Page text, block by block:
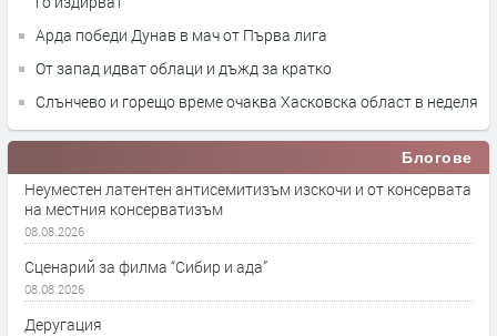
Арда победи Дунав в мач от Първа лига
От запад идват облаци и дъжд за кратко
Слънчево и горещо време очаква Хасковска област в неделя
Блогове
Неуместен латентен антисемитизъм изскочи и от консервата
на местния консерватизъм
08.08.2026
Сценарий за филма “Сибир и ада”
08.08.2026
Деругация